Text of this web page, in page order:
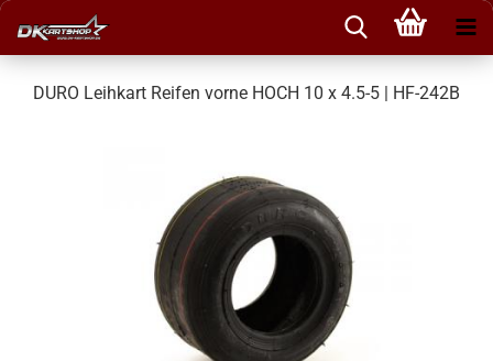
DURO Leihkart Reifen vorne HOCH 10 x 4.5-5 | HF-242B